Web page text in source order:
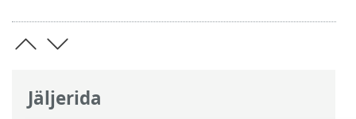
Jäljerida